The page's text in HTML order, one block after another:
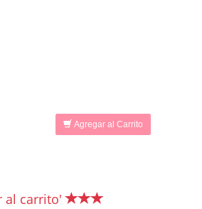
Agregar al Carrito
al carrito'